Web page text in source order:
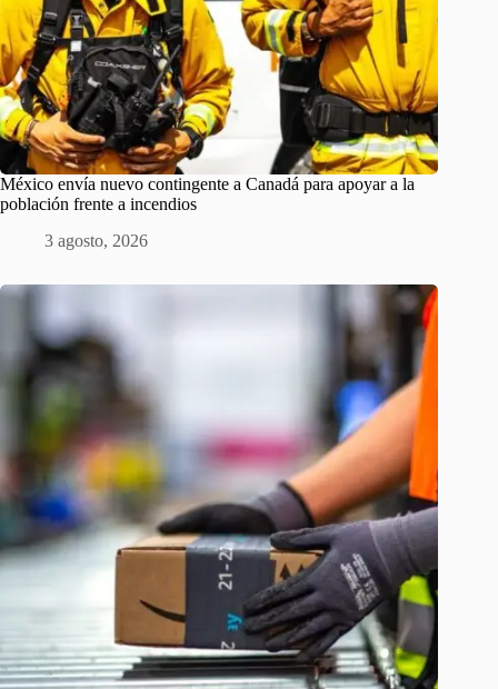
México envía nuevo contingente a Canadá para apoyar a la
población frente a incendios
3 agosto, 2026